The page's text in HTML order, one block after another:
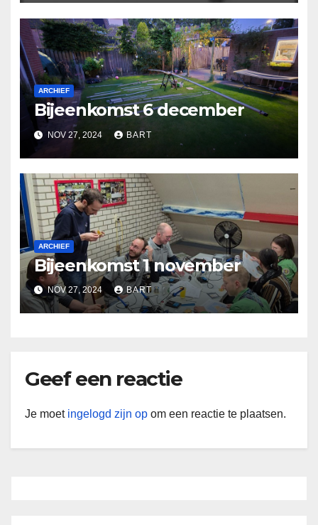
ARCHIEF
Bijeenkomst 6 december
NOV 27, 2024 BART
ARCHIEF
Bijeenkomst 1 november
NOV 27, 2024 BART
Geef een reactie
Je moet ingelogd zijn op om een reactie te plaatsen.